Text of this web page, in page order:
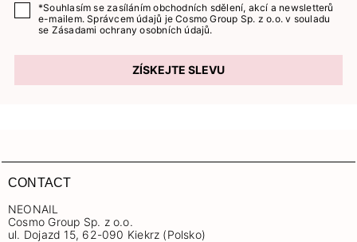
*Souhlasím se zasíláním obchodních sdělení, akcí a newsletterů
e-mailem. Správcem údajů je Cosmo Group Sp. z o.o. v souladu
se Zásadami ochrany osobních údajů.
ZÍSKEJTE SLEVU
CONTACT
NEONAIL
Cosmo Group Sp. z o.o.
ul. Dojazd 15, 62-090 Kiekrz (Polsko)